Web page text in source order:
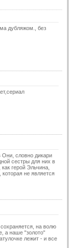
дубляжом., без
Они, словно дикари
сестры для них в
герой Эльчина,
не является
на волю
а наше "золото"
лежит - и все